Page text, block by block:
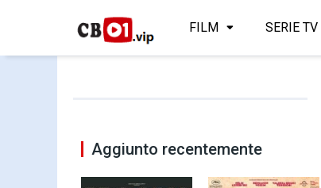
FILM SERIE TV
Aggiunto recentemente